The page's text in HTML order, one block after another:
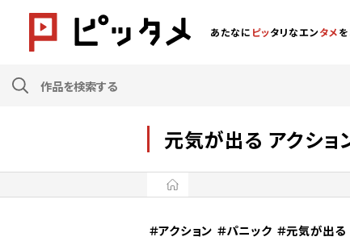
あたなに ピッタリなエンタメ
元気が出る アクシ
＃アクション ＃パニック ＃元気が出る